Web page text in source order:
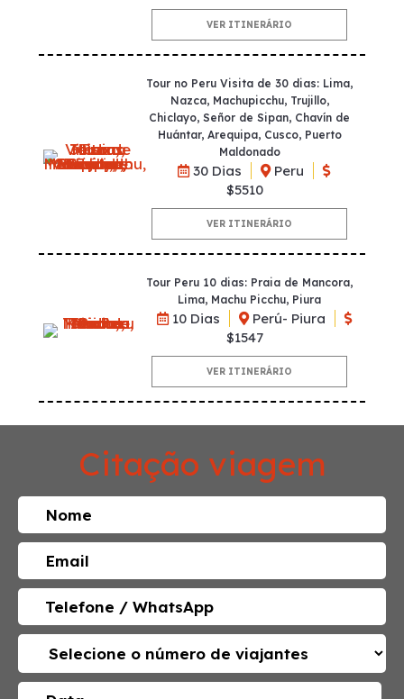
VER ITINERÁRIO
Tour no Peru Visita de 30 dias: Lima,
Nazca, Machupicchu, Trujillo,
Chiclayo, Señor de Sipan, Chavín de
Huántar, Arequipa, Cusco, Puerto
Maldonado
30 Dias
Peru
$5510
VER ITINERÁRIO
Tour Peru 10 dias: Praia de Mancora,
Lima, Machu Picchu, Piura
10 Dias
Perú- Piura
$1547
VER ITINERÁRIO
Citação viagem